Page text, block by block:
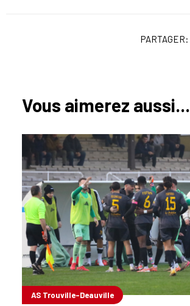
PARTAGER:
Vous aimerez aussi...
AS Trouville-Deauville